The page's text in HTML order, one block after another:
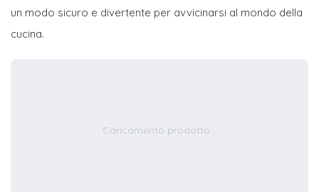
un modo sicuro e divertente per avvicinarsi al mondo della
cucina.
Caricamento prodotto...